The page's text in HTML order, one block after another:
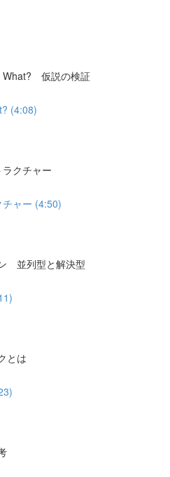
仮説の検証
(4:08)
クチャー
チャー (4:50)
並列型と解決型
とは